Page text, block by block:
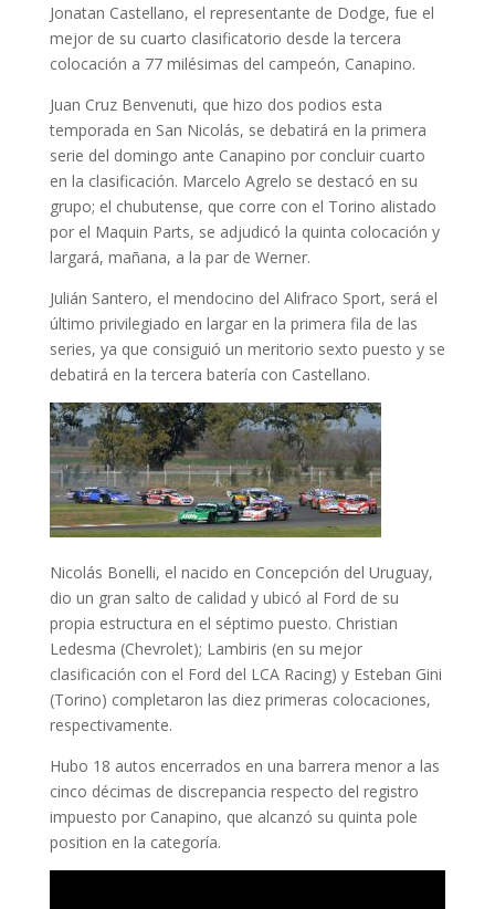
Jonatan Castellano, el representante de Dodge, fue el
mejor de su cuarto clasificatorio desde la tercera
colocación a 77 milésimas del campeón, Canapino.
Juan Cruz Benvenuti, que hizo dos podios esta
temporada en San Nicolás, se debatirá en la primera
serie del domingo ante Canapino por concluir cuarto
en la clasificación. Marcelo Agrelo se destacó en su
grupo; el chubutense, que corre con el Torino alistado
por el Maquin Parts, se adjudicó la quinta colocación y
largará, mañana, a la par de Werner.
Julián Santero, el mendocino del Alifraco Sport, será el
último privilegiado en largar en la primera fila de las
series, ya que consiguió un meritorio sexto puesto y se
debatirá en la tercera batería con Castellano.
Nicolás Bonelli, el nacido en Concepción del Uruguay,
dio un gran salto de calidad y ubicó al Ford de su
propia estructura en el séptimo puesto. Christian
Ledesma (Chevrolet); Lambiris (en su mejor
clasificación con el Ford del LCA Racing) y Esteban Gini
(Torino) completaron las diez primeras colocaciones,
respectivamente.
Hubo 18 autos encerrados en una barrera menor a las
cinco décimas de discrepancia respecto del registro
impuesto por Canapino, que alcanzó su quinta pole
position en la categoría.